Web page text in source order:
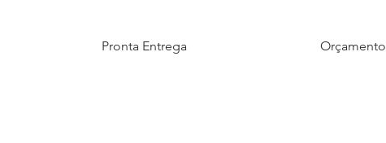
Pronta Entrega Orçamento